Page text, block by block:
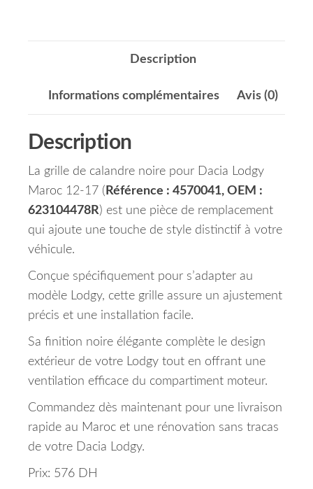
Description
Informations complémentaires Avis (0)
Description
La grille de calandre noire pour Dacia Lodgy
Maroc 12-17 ( Référence : 4570041, OEM :
623104478R) est une pièce de remplacement
qui ajoute une touche de style distinctif à votre
véhicule.
Conçue spécifiquement pour s’adapter au
modèle Lodgy, cette grille assure un ajustement
précis et une installation facile.
Sa finition noire élégante complète le design
extérieur de votre Lodgy tout en offrant une
ventilation efficace du compartiment moteur.
Commandez dès maintenant pour une livraison
rapide au Maroc et une rénovation sans tracas
de votre Dacia Lodgy.
Prix: 576 DH